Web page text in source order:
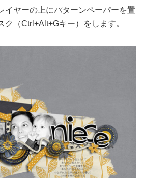
ヤーの上にパターンペーパーを置
ク（Ctrl+Alt+Gキー）をします。